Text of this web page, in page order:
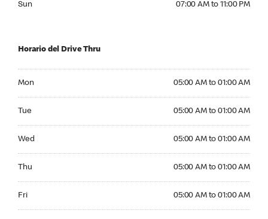
Sun 07:00 AM to 11:00 PM
Horario del Drive Thru
Mon 05:00 AM to 01:00 AM
Tue 05:00 AM to 01:00 AM
Wed 05:00 AM to 01:00 AM
Thu 05:00 AM to 01:00 AM
Fri 05:00 AM to 01:00 AM